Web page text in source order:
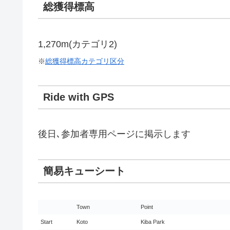
総獲得標高
1,270m(カテゴリ2)
※総獲得標高カテゴリ区分
Ride with GPS
後日､参加者専用ページに掲示します
簡易キューシート
Town Point
Start Koto Kiba Park